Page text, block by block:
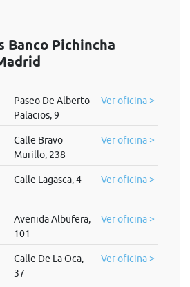
Banco Pichincha
Paseo De Alberto
Palacios, 9
Ver oficina >
Calle Bravo
Murillo, 238
Ver oficina >
Calle Lagasca, 4 Ver oficina >
Avenida Albufera,
101
Ver oficina >
Calle De La Oca,
37
Ver oficina >